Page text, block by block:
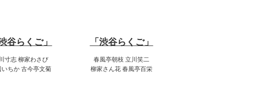
谷らくご」
寸志 柳家わさび
いちか 古今亭文菊
「渋谷らくご」
春風亭朝枝 立川笑二
柳家さん花 春風亭百栄